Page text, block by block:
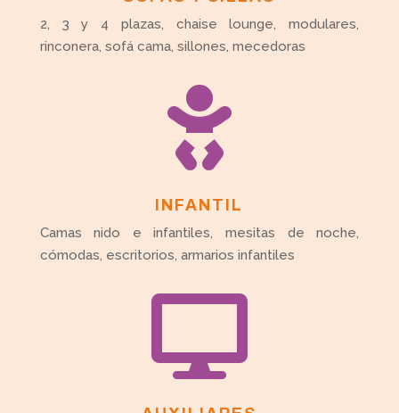
2, 3 y 4 plazas, chaise lounge, modulares,
rinconera, sofá cama, sillones, mecedoras

INFANTIL
Camas nido e infantiles, mesitas de noche,
cómodas, escritorios, armarios infantiles
